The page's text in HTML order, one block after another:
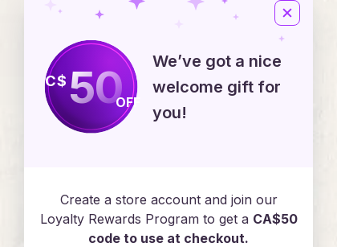
Emploi
C$50OFF
We’ve got a nice
welcome gift for
you!
Create a store account and join our
Loyalty Rewards Program to get a CA$50
code to use at checkout.